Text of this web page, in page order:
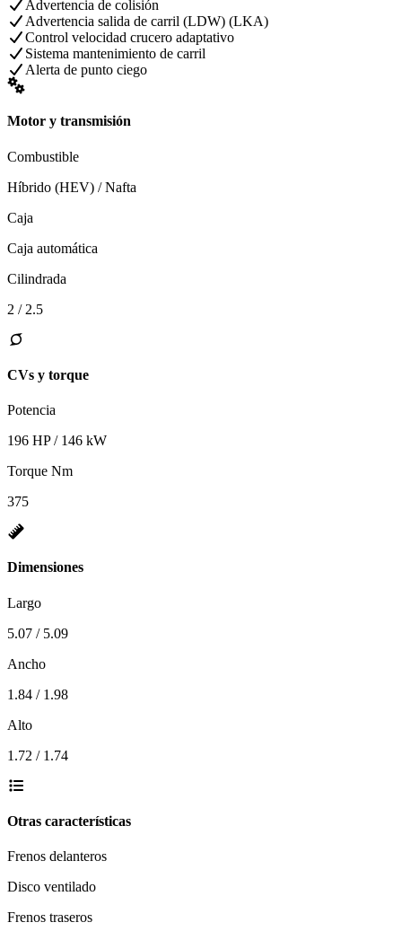
Advertencia de colisión
Advertencia salida de carril (LDW) (LKA)
Control velocidad crucero adaptativo
Sistema mantenimiento de carril
Alerta de punto ciego
Motor y transmisión
Combustible
Híbrido (HEV) / Nafta
Caja
Caja automática
Cilindrada
2 / 2.5
CVs y torque
Potencia
196 HP / 146 kW
Torque Nm
375
Dimensiones
Largo
5.07 / 5.09
Ancho
1.84 / 1.98
Alto
1.72 / 1.74
Otras características
Frenos delanteros
Disco ventilado
Frenos traseros